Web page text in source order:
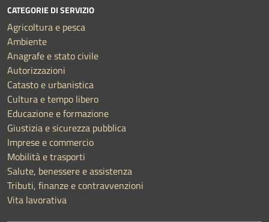
CATEGORIE DI SERVIZIO
Agricoltura e pesca
Ambiente
Anagrafe e stato civile
Autorizzazioni
Catasto e urbanistica
Cultura e tempo libero
Educazione e formazione
Giustizia e sicurezza pubblica
Imprese e commercio
Mobilità e trasporti
Salute, benessere e assistenza
Tributi, finanze e contravvenzioni
Vita lavorativa